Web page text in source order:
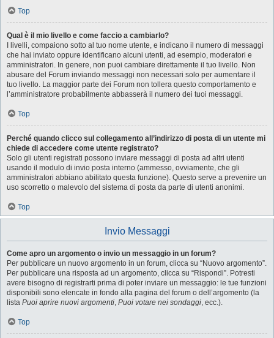
Top
Qual è il mio livello e come faccio a cambiarlo?
I livelli, compaiono sotto al tuo nome utente, e indicano il numero di messaggi
che hai inviato oppure identificano alcuni utenti, ad esempio, moderatori e
amministratori. In genere, non puoi cambiare direttamente il tuo livello. Non
abusare del Forum inviando messaggi non necessari solo per aumentare il
tuo livello. La maggior parte dei Forum non tollera questo comportamento e
l’amministratore probabilmente abbasserà il numero dei tuoi messaggi.
Top
Perché quando clicco sul collegamento all’indirizzo di posta di un utente mi
chiede di accedere come utente registrato?
Solo gli utenti registrati possono inviare messaggi di posta ad altri utenti
usando il modulo di invio posta interno (ammesso, ovviamente, che gli
amministratori abbiano abilitato questa funzione). Questo serve a prevenire un
uso scorretto o malevolo del sistema di posta da parte di utenti anonimi.
Top
Invio Messaggi
Come apro un argomento o invio un messaggio in un forum?
Per pubblicare un nuovo argomento in un forum, clicca su “Nuovo argomento”.
Per pubblicare una risposta ad un argomento, clicca su “Rispondi”. Potresti
avere bisogno di registrarti prima di poter inviare un messaggio: le tue funzioni
disponibili sono elencate in fondo alla pagina del forum o dell’argomento (la
lista Puoi aprire nuovi argomenti, Puoi votare nei sondaggi, ecc.).
Top